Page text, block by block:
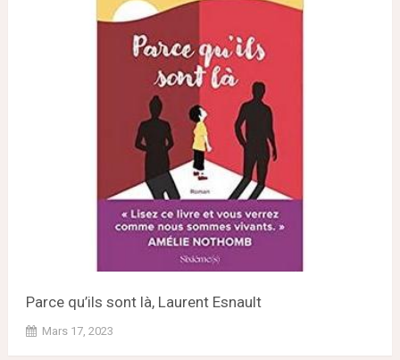
Parce qu’ils sont là, Laurent Esnault
Mars 17, 2023